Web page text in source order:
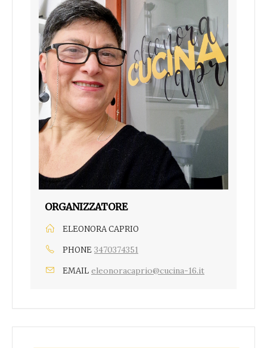
ORGANIZZATORE
ELEONORA CAPRIO
PHONE 3470374351
EMAIL eleonoracaprio@cucina-16.it